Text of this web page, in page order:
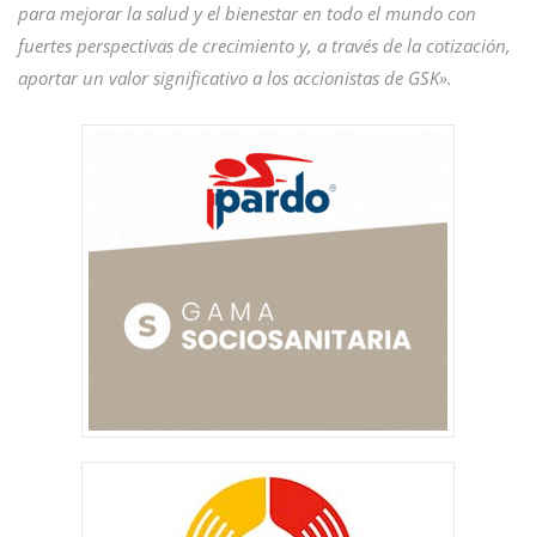
para mejorar la salud y el bienestar en todo el mundo con
fuertes perspectivas de crecimiento y, a través de la cotización,
aportar un valor significativo a los accionistas de GSK».